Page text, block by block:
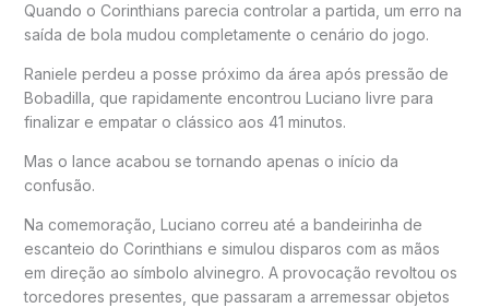
Quando o Corinthians parecia controlar a partida, um erro na
saída de bola mudou completamente o cenário do jogo.
Raniele perdeu a posse próximo da área após pressão de
Bobadilla, que rapidamente encontrou Luciano livre para
finalizar e empatar o clássico aos 41 minutos.
Mas o lance acabou se tornando apenas o início da
confusão.
Na comemoração, Luciano correu até a bandeirinha de
escanteio do Corinthians e simulou disparos com as mãos
em direção ao símbolo alvinegro. A provocação revoltou os
torcedores presentes, que passaram a arremessar objetos